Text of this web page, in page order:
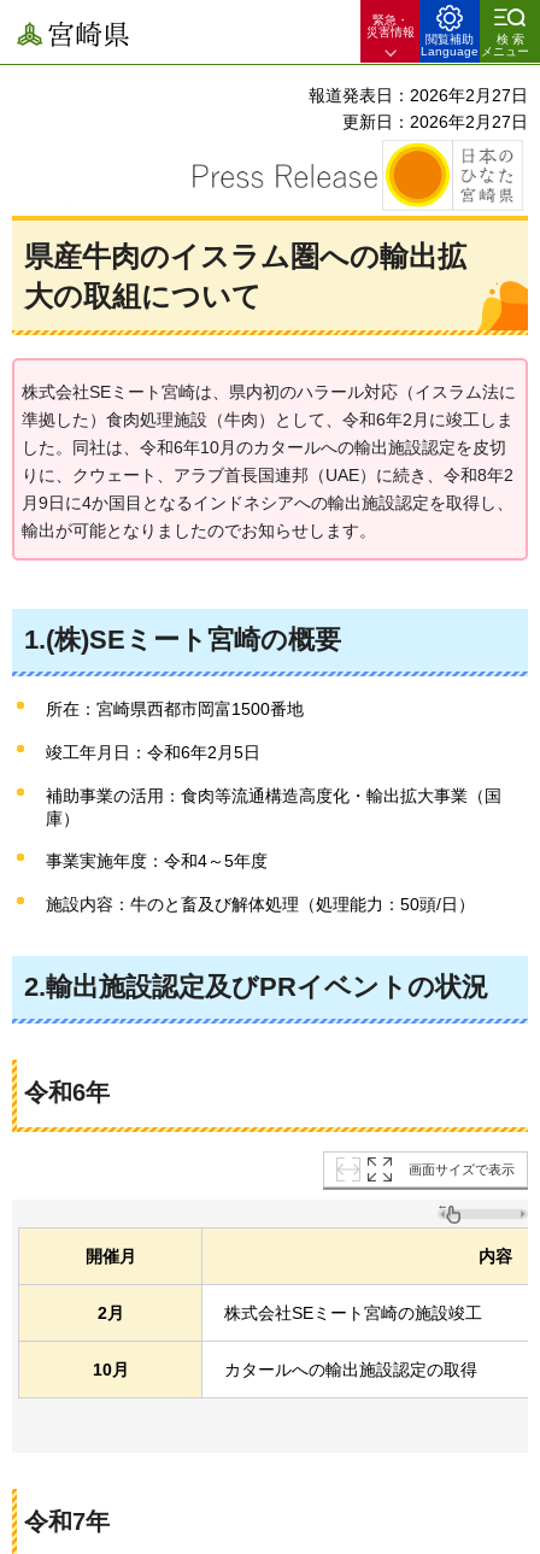
宮崎県
緊急・
災害情報
閲覧補助
Language
検索
メニュー
報道発表日：2026年2月27日
更新日：2026年2月27日
県産牛肉のイスラム圏への輸出拡
大の取組について
株式会社SEミート宮崎は、県内初のハラール対応（イスラム法に
準拠した）食肉処理施設（牛肉）として、令和6年2月に竣工しま
した。同社は、令和6年10月のカタールへの輸出施設認定を皮切
りに、クウェート、アラブ首長国連邦（UAE）に続き、令和8年2
月9日に4か国目となるインドネシアへの輸出施設認定を取得し、
輸出が可能となりましたのでお知らせします。
1.(株)SEミート宮崎の概要
所在：宮崎県西都市岡富1500番地
竣工年月日：令和6年2月5日
補助事業の活用：食肉等流通構造高度化・輸出拡大事業（国
庫）
事業実施年度：令和4～5年度
施設内容：牛のと畜及び解体処理（処理能力：50頭/日）
2.輸出施設認定及びPRイベントの状況
令和6年
画面サイズで表示
開催月 内容
2月 株式会社SEミート宮崎の施設竣工
10月 カタールへの輸出施設認定の取得
令和7年